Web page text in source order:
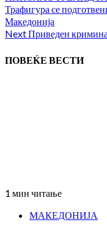
Трафигура се
Македонија
NextПриведен
ПОВЕЌЕ ВЕСТИ
1 мин читање
МАКЕДОНИЈА